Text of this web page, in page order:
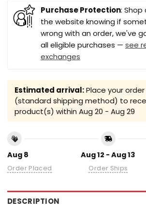
Purchase Protection:
the website knowing if
wrong with an order, we've
all eligible purchases — see
exchanges
Estimated arrival:Place your
(standard shipping method) to
product(s) within Aug 20 - Aug 29
Aug 8
Order Placed
Aug 12 - Aug 13
Order Ships
DESCRIPTION